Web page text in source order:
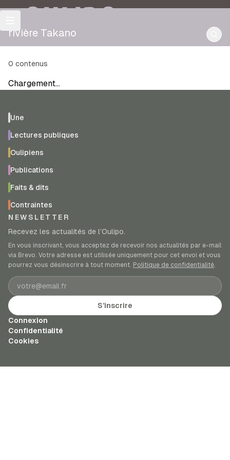
OULIPO
rivière Takano
0 contenus
Chargement…
Une
Lectures publiques
Oulipiens
Publications
Faits & dits
Contraintes
NEWSLETTER
Recevez les actualités de l’Oulipo.
En vous inscrivant, vous acceptez de recevoir nos actualités par e-mail
via Brevo. Votre adresse est utilisée uniquement pour cet envoi et vous
pourrez vous désinscrire à tout moment. Politique de confidentialité.
Adresse e-mail
S’inscrire
Connexion
Confidentialité
Cookies